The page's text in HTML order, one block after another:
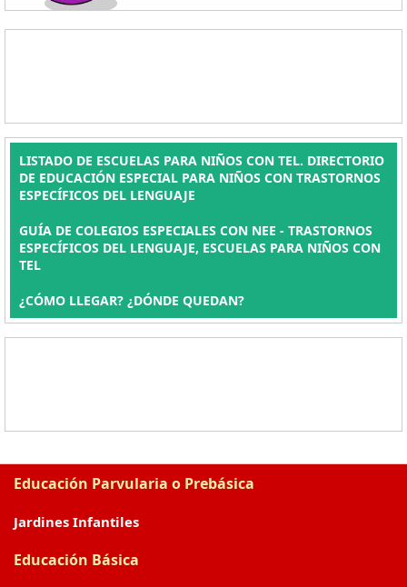
LISTADO DE ESCUELAS PARA NIÑOS CON TEL. DIRECTORIO
DE EDUCACIÓN ESPECIAL PARA NIÑOS CON TRASTORNOS
ESPECÍFICOS DEL LENGUAJE
GUÍA DE COLEGIOS ESPECIALES CON NEE - TRASTORNOS
ESPECÍFICOS DEL LENGUAJE, ESCUELAS PARA NIÑOS CON
TEL
¿CÓMO LLEGAR? ¿DÓNDE QUEDAN?
Educación Parvularia o Prebásica
Jardines Infantiles
Educación Básica